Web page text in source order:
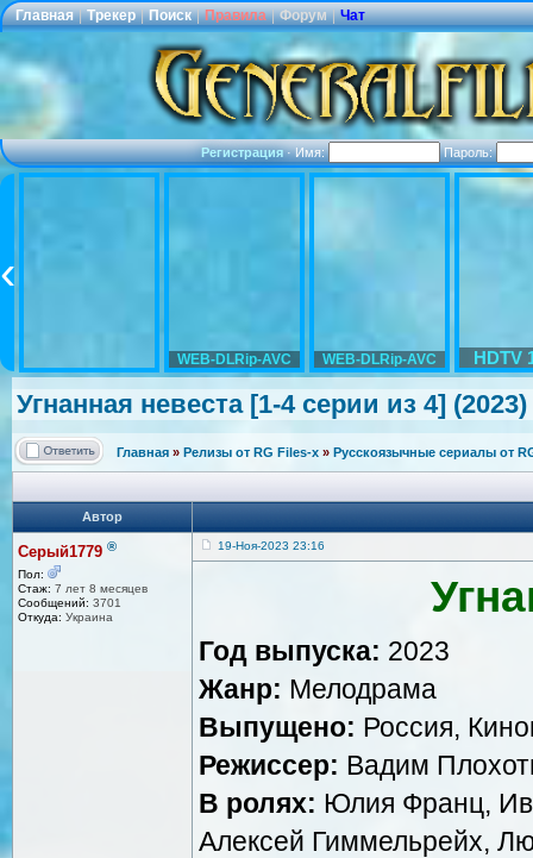
Главная | Трекер | Поиск | Правила | Форум | Чат
Регистрация·Имя: Пароль:
WEB-DLRip-AVC WEB-DLRip-AVC HDTV
Угнанная невеста [1-4 серии из 4]
Главная » Релизы от RG Files-x » Русскоязычные сериалы от
Автор
Серый1779 ®
Пол:
Стаж: 7 лет 8 месяцев
Сообщений: 3701
Откуда: Украина
19-Ноя-2023 23:16
Год выпуска: 2023
Жанр: Мелодрама
Выпущено: Россия,
Режиссер: Вадим
В ролях: Юлия Франц,
Алексей Гиммельрейх,